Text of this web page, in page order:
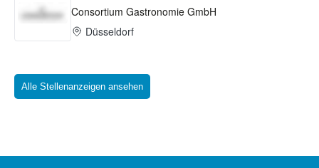
Alle Stellenanzeigen ansehen